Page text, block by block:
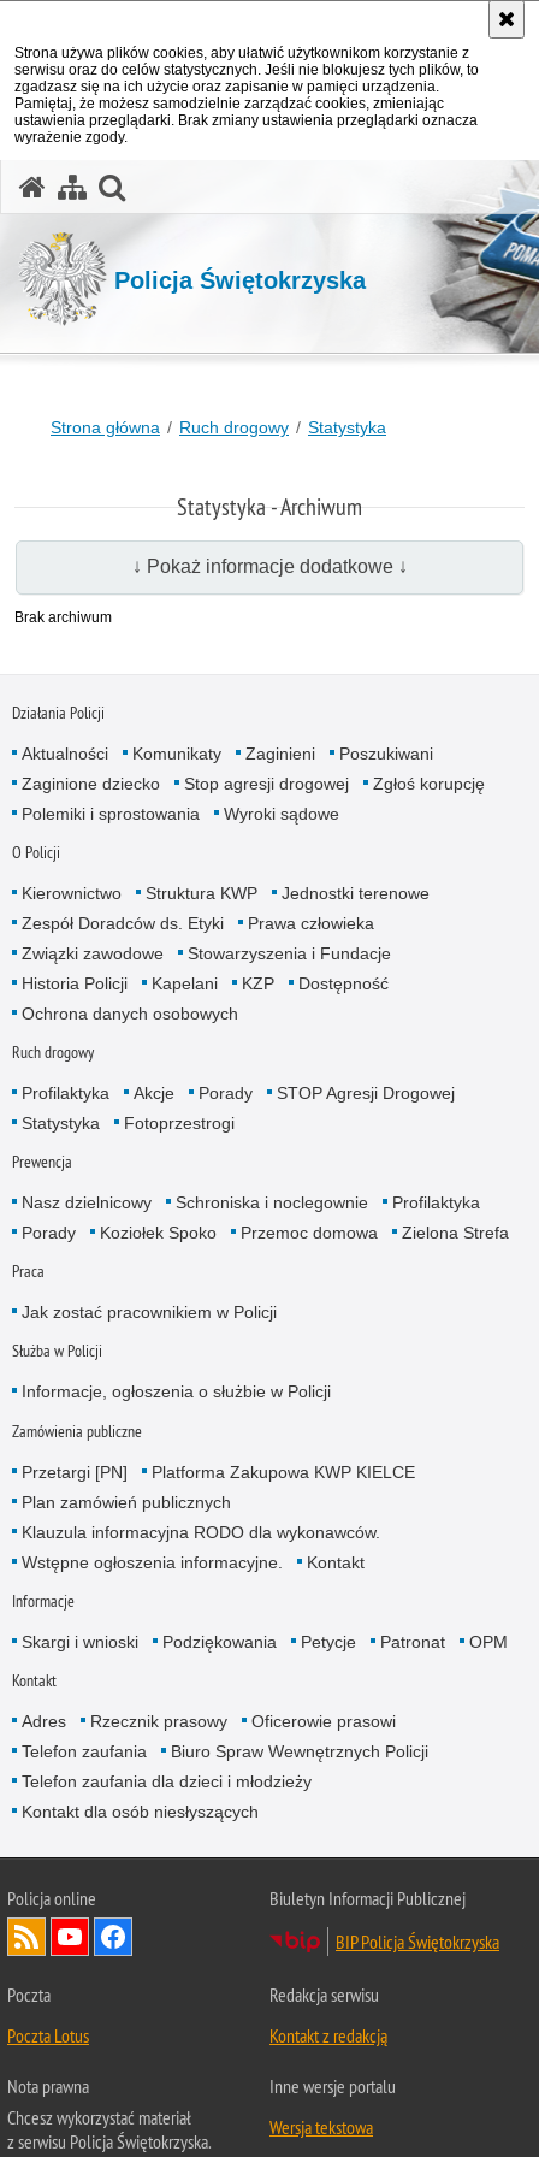
Strona używa plików cookies, aby ułatwić użytkownikom korzystanie z
serwisu oraz do celów statystycznych. Jeśli nie blokujesz tych plików, to
zgadzasz się na ich użycie oraz zapisanie w pamięci urządzenia.
Pamiętaj, że możesz samodzielnie zarządzać cookies, zmieniając
ustawienia przeglądarki. Brak zmiany ustawienia przeglądarki oznacza
wyrażenie zgody.
Policja Świętokrzyska
Strona główna Ruch drogowy Statystyka
Statystyka - Archiwum
↓ Pokaż informacje dodatkowe ↓
Brak archiwum
Działania Policji
Aktualności Komunikaty Zaginieni
Poszukiwani
Zaginione dziecko
Stop agresji drogowej
Zgłoś korupcję
Polemiki i sprostowania
Wyroki sądowe
O Policji
Kierownictwo Struktura KWP
Jednostki terenowe
Zespół Doradców ds. Etyki
Prawa człowieka
Związki zawodowe
Stowarzyszenia i Fundacje
Historia Policji
Kapelani KZP
Dostępność
Ochrona danych osobowych
Ruch drogowy
Profilaktyka Akcje Porady
STOP Agresji Drogowej
Statystyka
Fotoprzestrogi
Prewencja
Nasz dzielnicowy Schroniska i noclegownie
Profilaktyka
Porady
Koziołek Spoko Przemoc domowa Zielona Strefa
Praca
Jak zostać pracownikiem w Policji
Służba w Policji
Informacje, ogłoszenia o służbie w Policji
Zamówienia publiczne
Przetargi [PN]
Platforma Zakupowa KWP KIELCE
Plan zamówień publicznych
Klauzula informacyjna RODO dla wykonawców.
Wstępne ogłoszenia informacyjne.
Kontakt
Informacje
Skargi i wnioski Podziękowania Petycje Patronat OPM
Kontakt
Adres Rzecznik prasowy
Oficerowie prasowi
Telefon zaufania
Biuro Spraw Wewnętrznych Policji
Telefon zaufania dla dzieci i młodzieży
Kontakt dla osób niesłyszących
Policja online
Biuletyn Informacji Publicznej
BIP Policja Świętokrzyska
Poczta
Poczta Lotus
Redakcja serwisu
Kontakt z redakcją
Nota prawna
Chcesz wykorzystać materiał
z serwisu Policja Świętokrzyska.
Inne wersje portalu
Wersja tekstowa